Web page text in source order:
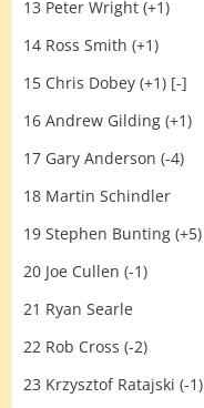
13 Peter Wright (+1)
14 Ross Smith (+1)
15 Chris Dobey (+1) [-]
16 Andrew Gilding (+1)
17 Gary Anderson (-4)
18 Martin Schindler
19 Stephen Bunting (+5)
20 Joe Cullen (-1)
21 Ryan Searle
22 Rob Cross (-2)
23 Krzysztof Ratajski (-1)